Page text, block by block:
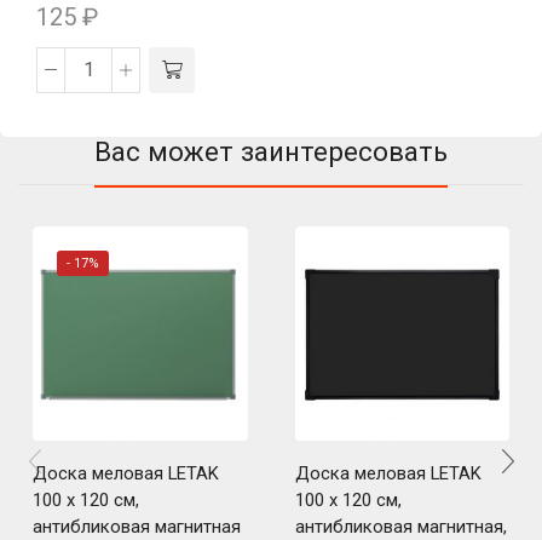
125 ₽
Вас может заинтересовать
- 17%
Доска меловая LETAK
100 x 120 см,
антибликовая магнитная
Доска меловая LETAK
100 x 120 см,
антибликовая магнитная,